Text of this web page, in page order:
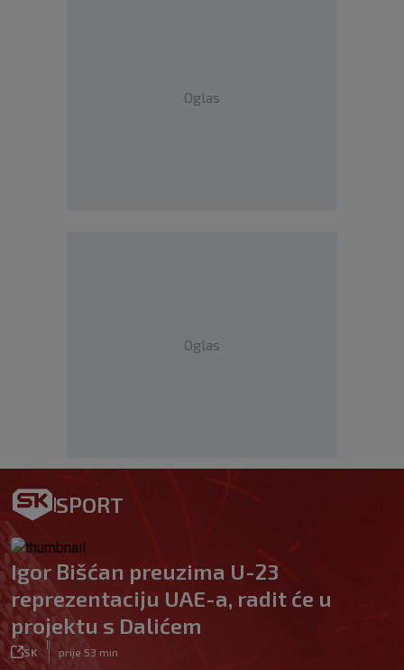
Oglas
Oglas
SPORT
Igor Bišćan preuzima U-23
reprezentaciju UAE-a, radit će u
projektu s Dalićem
SK prije 53 min